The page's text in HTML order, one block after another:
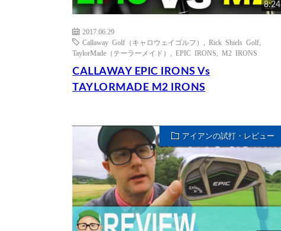
8:24
2017.06.29
Callaway Golf（キャロウェイゴルフ）
Rick Shiels Golf
TaylorMade（テーラーメイド）
EPIC IRONS M2 IRONS
CALLAWAY EPIC IRONS Vs
TAYLORMADE M2 IRONS
アイアンの試打・レビュー